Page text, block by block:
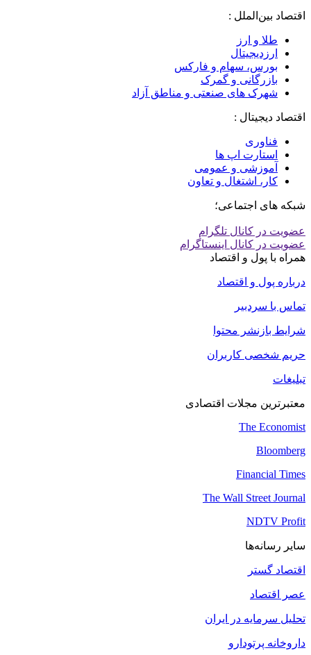
اقتصاد بین‌الملل :
طلا و ارز
ارزدیجیتال
بورس، سهام و فارکس
بازرگانی و گمرک
شهرک های صنعتی و مناطق آزاد
اقتصاد دیجیتال :
فناوری
استارت اپ ها
آموزشی و عمومی
کار، اشتغال و تعاون
شبکه های اجتماعی؛
عضویت در کانال تلگرام
عضویت در کانال اینستاگرام
همراه با پول و اقتصاد
درباره پول و اقتصاد
تماس با سردبیر
شرایط بازنشر محتوا
حریم شخصی کاربران
تبلیغات
معتبرترین مجلات اقتصادی
The Economist
Bloomberg
Financial Times
The Wall Street Journal
NDTV Profit
سایر رسانه‌ها
اقتصاد گستر
عصر اقتصاد
تحلیل سرمایه در ایران
داروخانه پرتودارو